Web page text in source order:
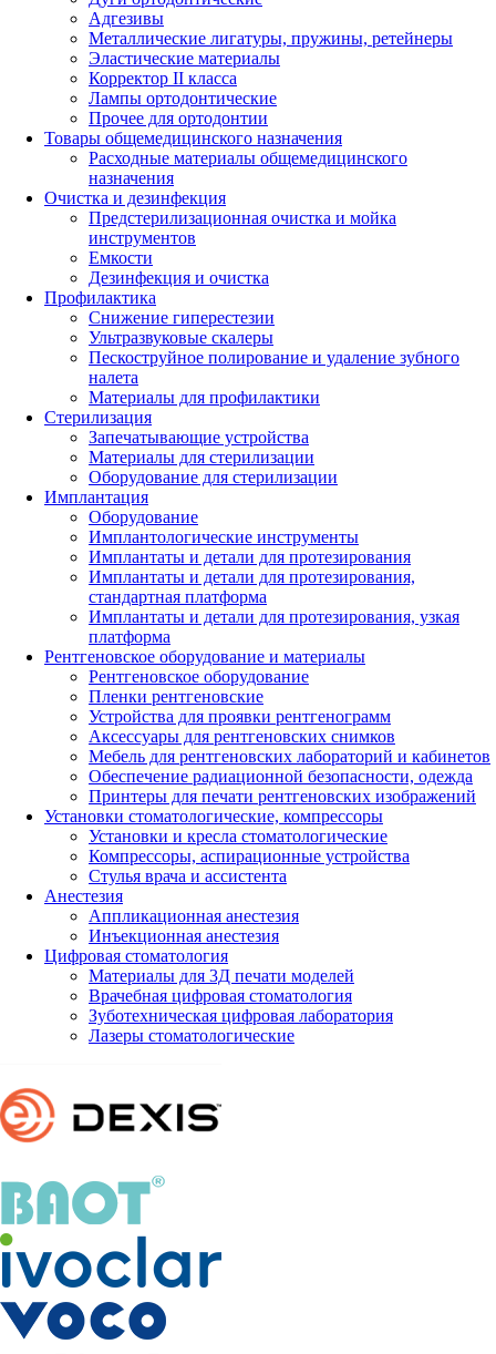
Адгезивы
Металлические лигатуры, пружины, ретейнеры
Эластические материалы
Корректор II класса
Лампы ортодонтические
Прочее для ортодонтии
Товары общемедицинского назначения
Расходные материалы общемедицинского
назначения
Очистка и дезинфекция
Предстерилизационная очистка и мойка
инструментов
Емкости
Дезинфекция и очистка
Профилактика
Снижение гиперестезии
Ультразвуковые скалеры
Пескоструйное полирование и удаление зубного
налета
Материалы для профилактики
Стерилизация
Запечатывающие устройства
Материалы для стерилизации
Оборудование для стерилизации
Имплантация
Оборудование
Имплантологические инструменты
Имплантаты и детали для протезирования
Имплантаты и детали для протезирования,
стандартная платформа
Имплантаты и детали для протезирования, узкая
платформа
Рентгеновское оборудование и материалы
Рентгеновское оборудование
Пленки рентгеновские
Устройства для проявки рентгенограмм
Аксессуары для рентгеновских снимков
Мебель для рентгеновских лабораторий и кабинетов
Обеспечение радиационной безопасности, одежда
Принтеры для печати рентгеновских изображений
Установки стоматологические, компрессоры
Установки и кресла стоматологические
Компрессоры, аспирационные устройства
Стулья врача и ассистента
Анестезия
Аппликационная анестезия
Инъекционная анестезия
Цифровая стоматология
Материалы для 3Д печати моделей
Врачебная цифровая стоматология
Зуботехническая цифровая лаборатория
Лазеры стоматологические